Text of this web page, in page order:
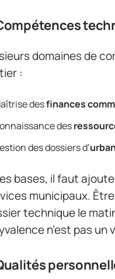
domaines de
:
desfinances
des
des dossiers d’
bases, il faut
municipaux.
technique le
n’est pas un